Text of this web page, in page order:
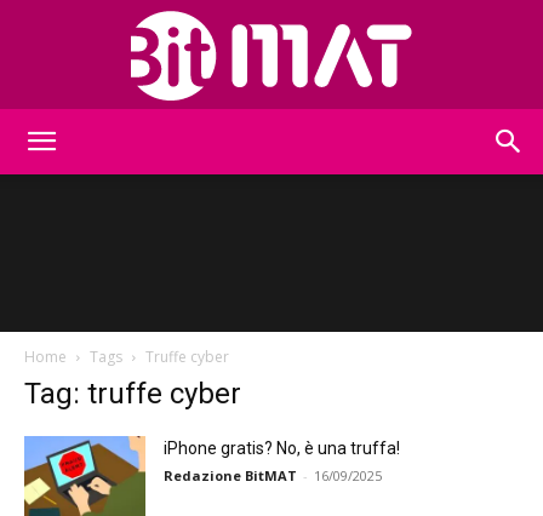
Home Tags Truffe cyber
Tag: truffe cyber
iPhone gratis? No, è una truffa!
Redazione BitMAT - 16/09/2025